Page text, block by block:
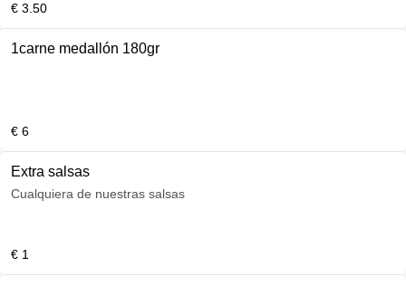
€ 3.50
1carne medallón 180gr
€ 6
Extra salsas
Cualquiera de nuestras salsas
€ 1